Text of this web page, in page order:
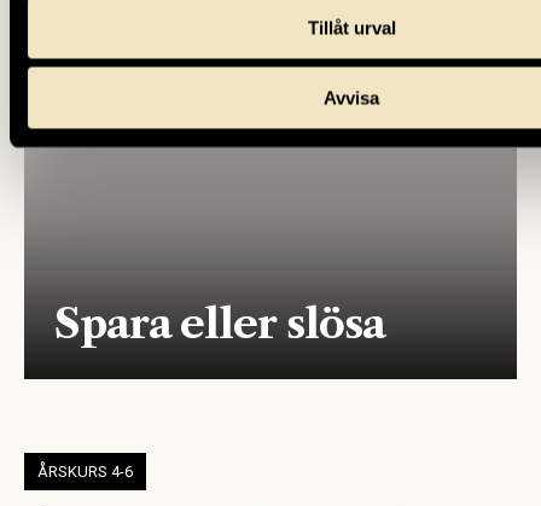
Tillåt urval
Avvisa
Spara eller slösa
ÅRSKURS 4-6